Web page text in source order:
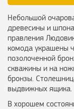
Небольшой
древесины и
правления
комода украшены
позолоченной
скважины и на
бронзы.
выдвижных ящика.
В хорошем